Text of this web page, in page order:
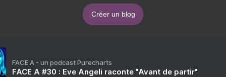
Créer un blog
FACE A - un podcast Purecharts
FACE A #30 : Eve Angeli raconte "Avant de partir"